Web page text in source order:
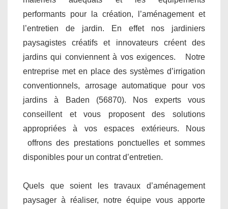
performants pour la création, l’aménagement et
l’entretien de jardin. En effet nos jardiniers
paysagistes créatifs et innovateurs créent des
jardins qui conviennent à vos exigences. Notre
entreprise met en place des systèmes d’irrigation
conventionnels, arrosage automatique pour vos
jardins à Baden (56870). Nos experts vous
conseillent et vous proposent des solutions
appropriées à vos espaces extérieurs. Nous
offrons des prestations ponctuelles et sommes
disponibles pour un contrat d’entretien.
Quels que soient les travaux d’aménagement
paysager à réaliser, notre équipe vous apporte